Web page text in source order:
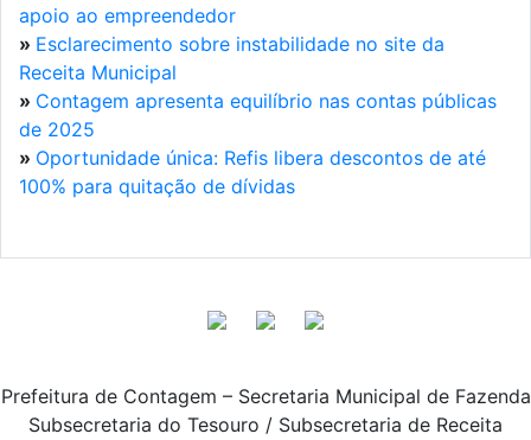
apoio ao empreendedor
» Esclarecimento sobre instabilidade no site da
Receita Municipal
» Contagem apresenta equilíbrio nas contas públicas
de 2025
» Oportunidade única: Refis libera descontos de até
100% para quitação de dívidas
Prefeitura de Contagem – Secretaria Municipal de Fazenda
Subsecretaria do Tesouro / Subsecretaria de Receita